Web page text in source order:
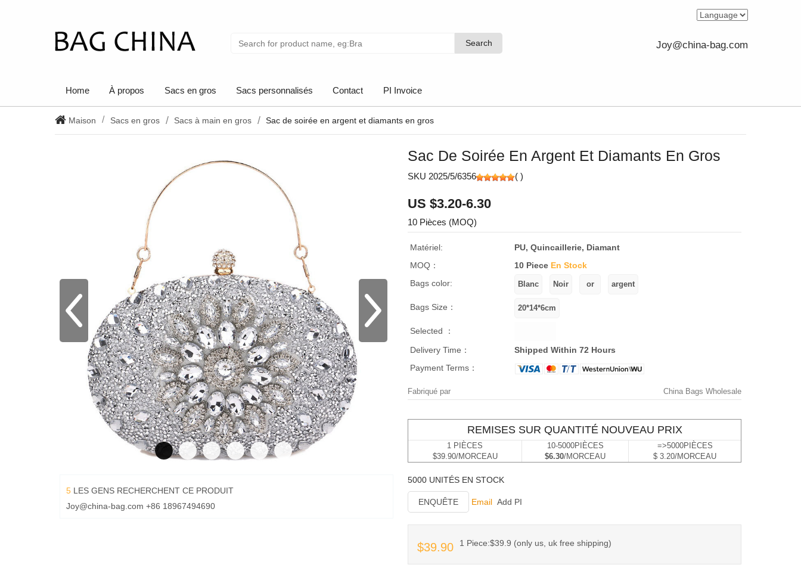
Search
Search Joy@china-bag.com
Home À propos Sacs en gros Sacs personnalisés Contact PI Invoice
Maison Sacs en gros Sacs à main en gros Sac de soirée en argent et diamants en gros
5 LES GENS RECHERCHENT CE PRODUIT
Joy@china-bag.com +86 18967494690
Sac De Soirée En Argent Et Diamants En Gros
SKU 2025/5/6356 ( )
US $3.20-6.30
10 Pièces (MOQ)
Matériel:
PU, Quincaillerie, Diamant
MOQ：
10 Piece En Stock
Bags color:
Bags Size：
Selected ：
Delivery Time：
Shipped Within 72 Hours
Payment Terms：
Fabriqué par China Bags Wholesale
REMISES SUR QUANTITÉ NOUVEAU PRIX
1 PIÈCES
$39.90/MORCEAU
10-5000PIÈCES
$6.30/MORCEAU
=>5000PIÈCES
$ 3.20/MORCEAU
5000 UNITÉS EN STOCK
ENQUÊTE Email Add PI
$39.90 1 Piece:$39.9 (only us, uk free shipping)